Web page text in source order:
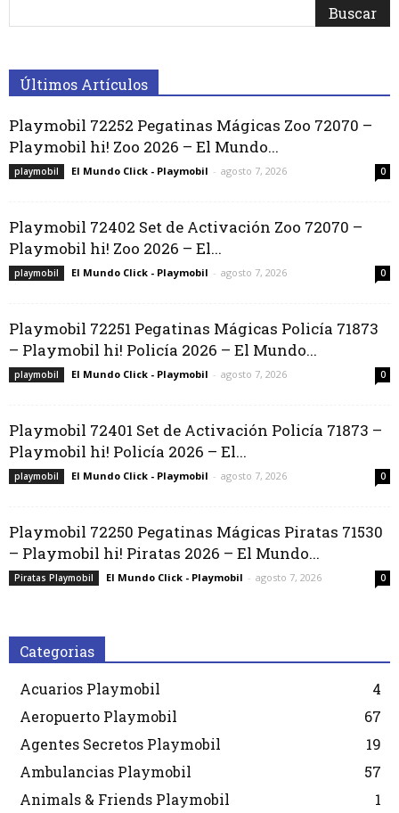
Últimos Artículos
Playmobil 72252 Pegatinas Mágicas Zoo 72070 –
Playmobil hi! Zoo 2026 – El Mundo...
playmobil El Mundo Click - Playmobil - agosto 7, 2026 0
Playmobil 72402 Set de Activación Zoo 72070 –
Playmobil hi! Zoo 2026 – El...
playmobil El Mundo Click - Playmobil - agosto 7, 2026 0
Playmobil 72251 Pegatinas Mágicas Policía 71873
– Playmobil hi! Policía 2026 – El Mundo...
playmobil El Mundo Click - Playmobil - agosto 7, 2026 0
Playmobil 72401 Set de Activación Policía 71873 –
Playmobil hi! Policía 2026 – El...
playmobil El Mundo Click - Playmobil - agosto 7, 2026 0
Playmobil 72250 Pegatinas Mágicas Piratas 71530
– Playmobil hi! Piratas 2026 – El Mundo...
Piratas Playmobil El Mundo Click - Playmobil - agosto 7, 2026 0
Categorias
Acuarios Playmobil
4
Aeropuerto Playmobil
67
Agentes Secretos Playmobil
19
Ambulancias Playmobil
57
Animals & Friends Playmobil
1